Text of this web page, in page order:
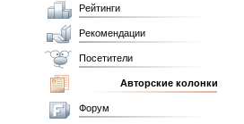
Рейтинги
Рекомендации
Посетители
Авторские колонки
Форум